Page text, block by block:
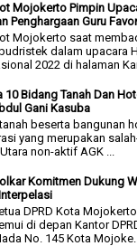
Mojokerto Pimpin
Penghargaan Guru
Mojokerto saat
dalam upacara
2022 di halaman
10 Bidang Tanah Dan
Gani Kasuba
beserta bangunan
yang merupakan
non-aktif AGK ...
Komitmen Dukung
DPRD Kota
di depan Kantor
No. 145 Kota Mojoke...